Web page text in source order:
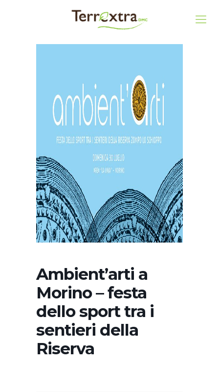
Ambient’arti a
Morino – festa
dello sport tra i
sentieri della
Riserva